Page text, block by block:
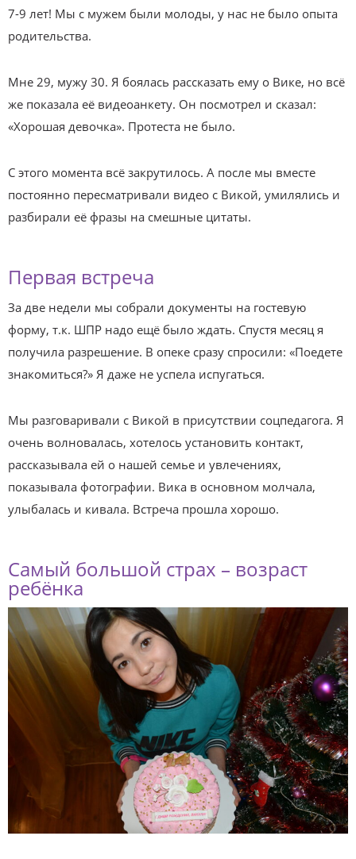
7-9 лет! Мы с мужем были молоды, у нас не было опыта
родительства.
Мне 29, мужу 30. Я боялась рассказать ему о Вике, но всё
же показала её видеоанкету. Он посмотрел и сказал:
«Хорошая девочка». Протеста не было.
С этого момента всё закрутилось. А после мы вместе
постоянно пересматривали видео с Викой, умилялись и
разбирали её фразы на смешные цитаты.
Первая встреча
За две недели мы собрали документы на гостевую
форму, т.к. ШПР надо ещё было ждать. Спустя месяц я
получила разрешение. В опеке сразу спросили: «Поедете
знакомиться?» Я даже не успела испугаться.
Мы разговаривали с Викой в присутствии соцпедагога. Я
очень волновалась, хотелось установить контакт,
рассказывала ей о нашей семье и увлечениях,
показывала фотографии. Вика в основном молчала,
улыбалась и кивала. Встреча прошла хорошо.
Самый большой страх – возраст
ребёнка